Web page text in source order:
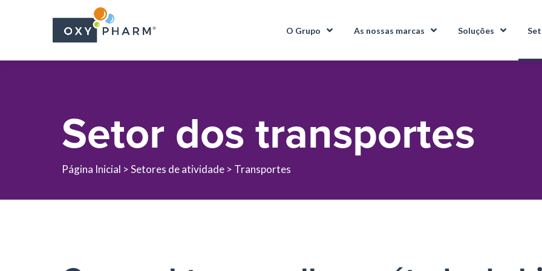
content
O Grupo As nossas marcas Soluções
Setor dos transportes
Página Inicial >Setores de atividade > Transportes